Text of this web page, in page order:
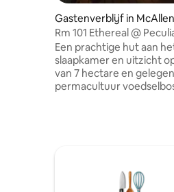
Gastenverblijf in McAllen
Rm 101 Ethereal @
Conception
Een prachtige hut aan
slaapkamer en uitzicht
van 7 hectare en
permacultuur
kopje koffie op de eigen